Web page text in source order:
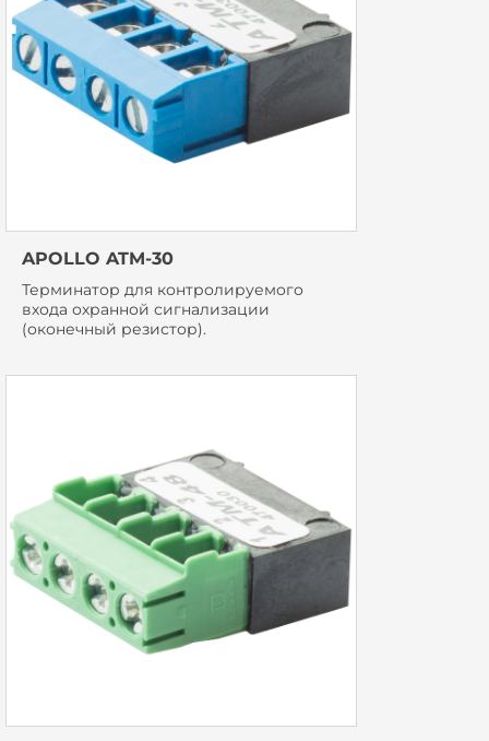
APOLLO ATM-30
Терминатор для контролируемого
входа охранной сигнализации
(оконечный резистор).